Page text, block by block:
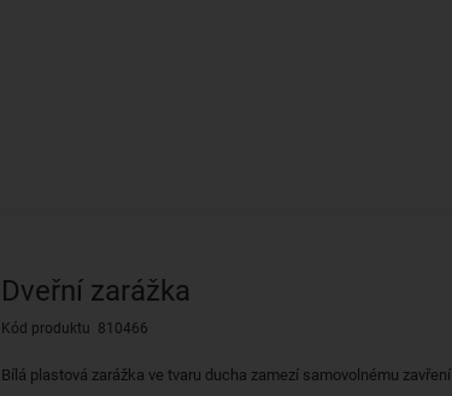
Dveřní zarážka
Kód produktu 810466
Bílá plastová zarážka ve tvaru ducha zamezí samovolnému zavření